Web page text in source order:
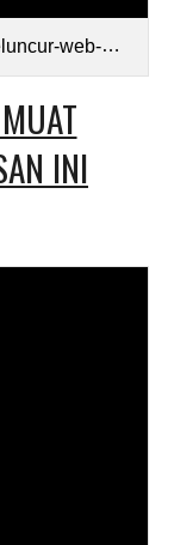
line-drawing.pdf
INI